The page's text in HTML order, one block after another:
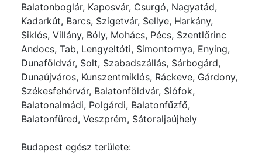
Balatonboglár, Kaposvár, Csurgó, Nagyatád,
Kadarkút, Barcs, Szigetvár, Sellye, Harkány,
Siklós, Villány, Bóly, Mohács, Pécs, Szentlőrinc
Andocs, Tab, Lengyeltóti, Simontornya, Enying,
Dunaföldvár, Solt, Szabadszállás, Sárbogárd,
Dunaújváros, Kunszentmiklós, Ráckeve, Gárdony,
Székesfehérvár, Balatonföldvár, Siófok,
Balatonalmádi, Polgárdi, Balatonfűzfő,
Balatonfüred, Veszprém, Sátoraljaújhely
Budapest egész területe: